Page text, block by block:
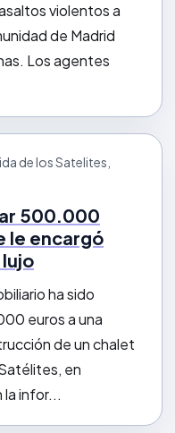
violentos a
de Madrid
Los agentes
de los Satelites,
500.000
le encargó
ha sido
euros a una
de un chalet
en
la infor...